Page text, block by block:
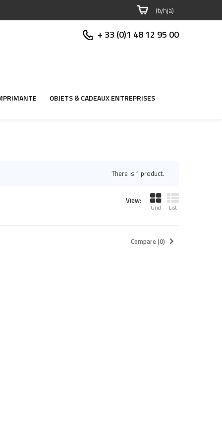
(tyhjä)
+ 33 (0)1 48 12 95 00
OBJETS & CADEAUX ENTREPRISES
There is 1 product.
View:
Grid List
Compare (0)